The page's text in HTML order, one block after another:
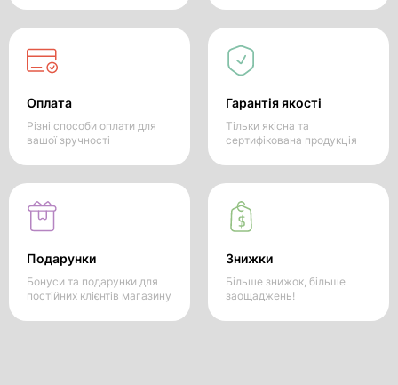
Оплата
Різні способи оплати для
вашої зручності
Гарантія якості
Тільки якісна та
сертифікована продукція
Подарунки
Бонуси та подарунки для
постійних клієнтів магазину
Знижки
Більше знижок, більше
заощаджень!